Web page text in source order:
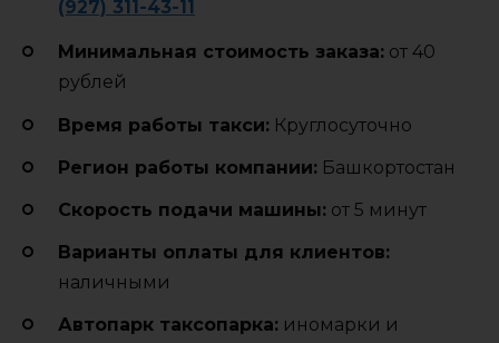
(927) 311-43-11
Минимальная стоимость заказа: от 40
рублей
Время работы такси: Круглосуточно
Регион работы компании: Башкортостан
Cкорость подачи машины: от 5 минут
Варианты оплаты для клиентов:
наличными
Автопарк таксопарка: иномарки и